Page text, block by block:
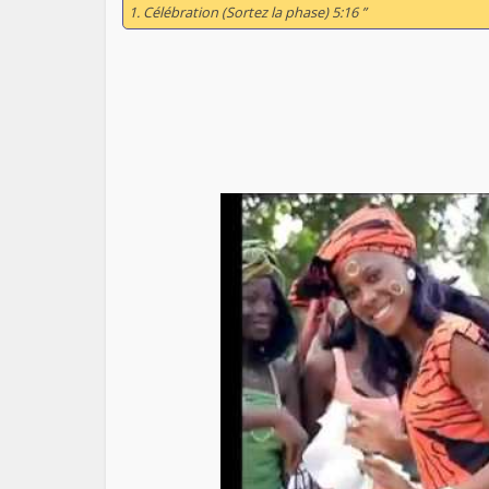
1. Célébration (Sortez la phase) 5:16 ”